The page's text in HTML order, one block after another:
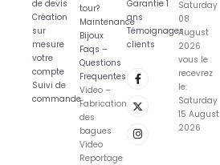
de devis
Création
sur
mesure
votre
compte
Suivi de
commande
tour?
Maintenance
Bijoux
Faqs –
Questions
Frequentes
Video –
Fabrication
des
bagues
Video
Reportage
Garantie 1
ans
Témoignages
clients
Saturday
08
August
2026
vous le
recevrez
le:
Saturday
15 August
2026